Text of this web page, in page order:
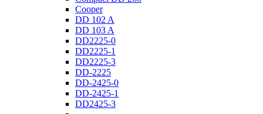
Cooper
DD 102 A
DD 103 A
DD2225-0
DD2225-1
DD2225-3
DD-2225
DD-2425-0
DD-2425-1
DD2425-3